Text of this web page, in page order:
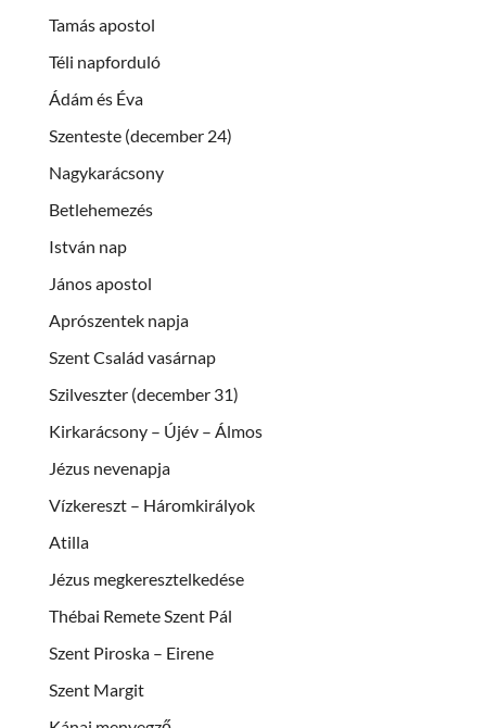
Tamás apostol
Téli napforduló
Ádám és Éva
Szenteste (december 24)
Nagykarácsony
Betlehemezés
István nap
János apostol
Aprószentek napja
Szent Család vasárnap
Szilveszter (december 31)
Kirkarácsony – Újév – Álmos
Jézus nevenapja
Vízkereszt – Háromkirályok
Atilla
Jézus megkeresztelkedése
Thébai Remete Szent Pál
Szent Piroska – Eirene
Szent Margit